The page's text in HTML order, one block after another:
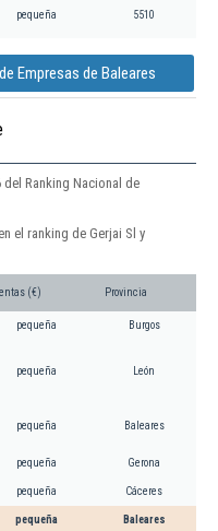
pequeña 5510
Empresas de Baleares
Ranking Nacional de
el ranking de Gerjai Sl y
(€) Provincia
pequeña Burgos
pequeña León
pequeña Baleares
pequeña Gerona
pequeña Cáceres
pequeña Baleares